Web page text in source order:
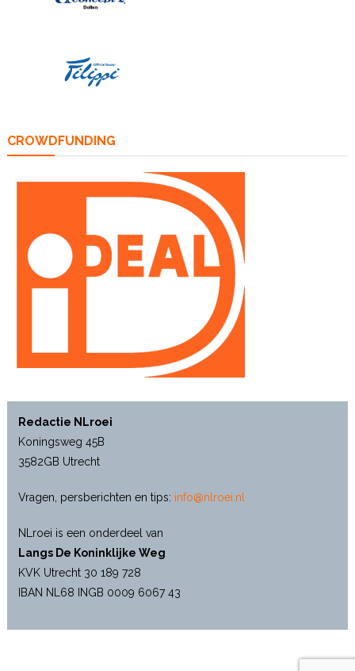
CROWDFUNDING
Redactie NLroei
Koningsweg 45B
3582GB Utrecht
Vragen, persberichten en tips: info@nlroei.nl
NLroei is een onderdeel van
Langs De Koninklijke Weg
KVK Utrecht 30 189 728
IBAN NL68 INGB 0009 6067 43